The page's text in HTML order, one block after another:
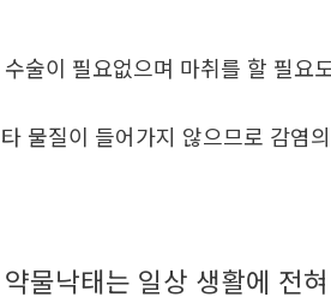
술이 필요없으며 마취를 할 필요
물질이 들어가지 않으므로 감염
약물낙태는 일상 생활에 전